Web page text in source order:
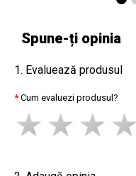
Spune-ți opinia
1. Evaluează produsul
Cum evaluezi produsul?